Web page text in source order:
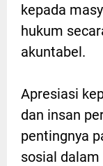
kepada
hukum
akuntabel.
Apresiasi
dan insan
pentingnya
sosial